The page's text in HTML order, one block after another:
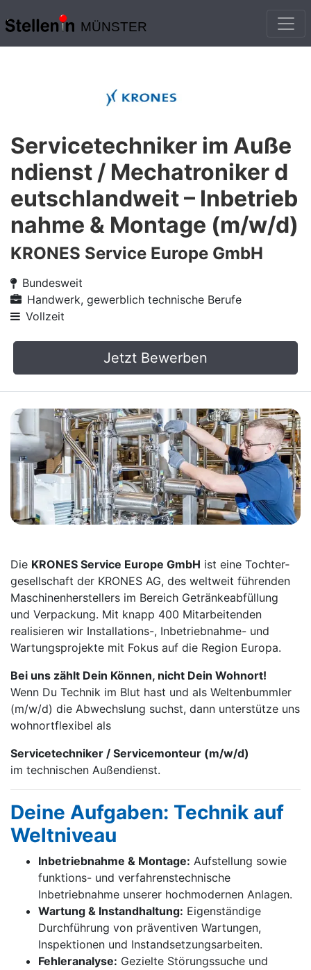
MÜNSTER
Servicetechniker im Auße
ndienst / Mechatroniker d
eutschlandweit – Inbetrieb
nahme & Montage (m/w/d)
KRONES Service Europe GmbH
Bundesweit
Handwerk, gewerblich technische Berufe
Vollzeit
Jetzt Bewerben
Die KRONES Service Europe GmbH ist eine Tochter­
gesellschaft der KRONES AG, des weltweit führenden
Maschinen­herstellers im Bereich Getränke­abfüllung
und Verpackung. Mit knapp 400 Mitarbei­tenden
realisieren wir Installations-, Inbetrieb­nahme- und
Wartungs­projekte mit Fokus auf die Region Europa.
Bei uns zählt Dein Können, nicht Dein Wohnort!
Wenn Du Technik im Blut hast und als Weltenbummler
(m/w/d) die Abwechslung suchst, dann unterstütze uns
wohnortflexibel als
Servicetechniker / Servicemonteur (m/w/d)
im technischen Außendienst.
Deine Aufgaben: Technik auf
Weltniveau
Inbetriebnahme & Montage: Aufstellung sowie
funktions- und verfahrenstechnische
Inbetriebnahme unserer hochmodernen Anlagen.
Wartung & Instandhaltung: Eigenständige
Durchführung von präventiven Wartungen,
Inspektionen und Instandsetzungsarbeiten.
Fehleranalyse: Gezielte Störungssuche und